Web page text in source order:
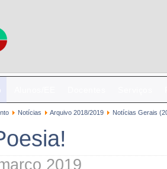
Notícias Arquivo 2018/2019 Notícias Gerais
2019